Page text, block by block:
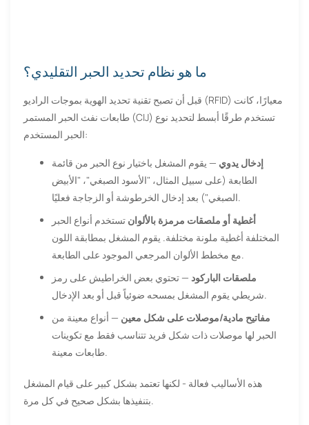
ما هو نظام تحديد الحبر التقليدي؟
قبل أن تصبح تقنية تحديد الهوية بموجات الراديو (RFID) معيارًا، كانت
طابعات نفث الحبر المستمر (CIJ) تستخدم طرقًا أبسط لتحديد نوع
الحبر المستخدم:
إدخال يدوي — يقوم المشغل باختيار نوع الحبر من قائمة
الطابعة (على سبيل المثال، "الأسود الصبغي"، "الأبيض
الصبغي") بعد إدخال الخرطوشة أو الزجاجة فعليًا.
أغطية أو ملصقات مرمزة بالألوان تستخدم أنواع الحبر
المختلفة أغطية ملونة مختلفة. يقوم المشغل بمطابقة اللون
مع مخطط الألوان المرجعي الموجود على الطابعة.
ملصقات الباركود — تحتوي بعض الخراطيش على رمز
شريطي يقوم المشغل بمسحه ضوئياً قبل أو بعد الإدخال.
مفاتيح مادية/موصلات على شكل معين — أنواع معينة من
الحبر لها موصلات ذات شكل فريد تتناسب فقط مع تكوينات
طابعات معينة.
هذه الأساليب فعالة - لكنها تعتمد بشكل كبير على قيام المشغل
بتنفيذها بشكل صحيح في كل مرة.